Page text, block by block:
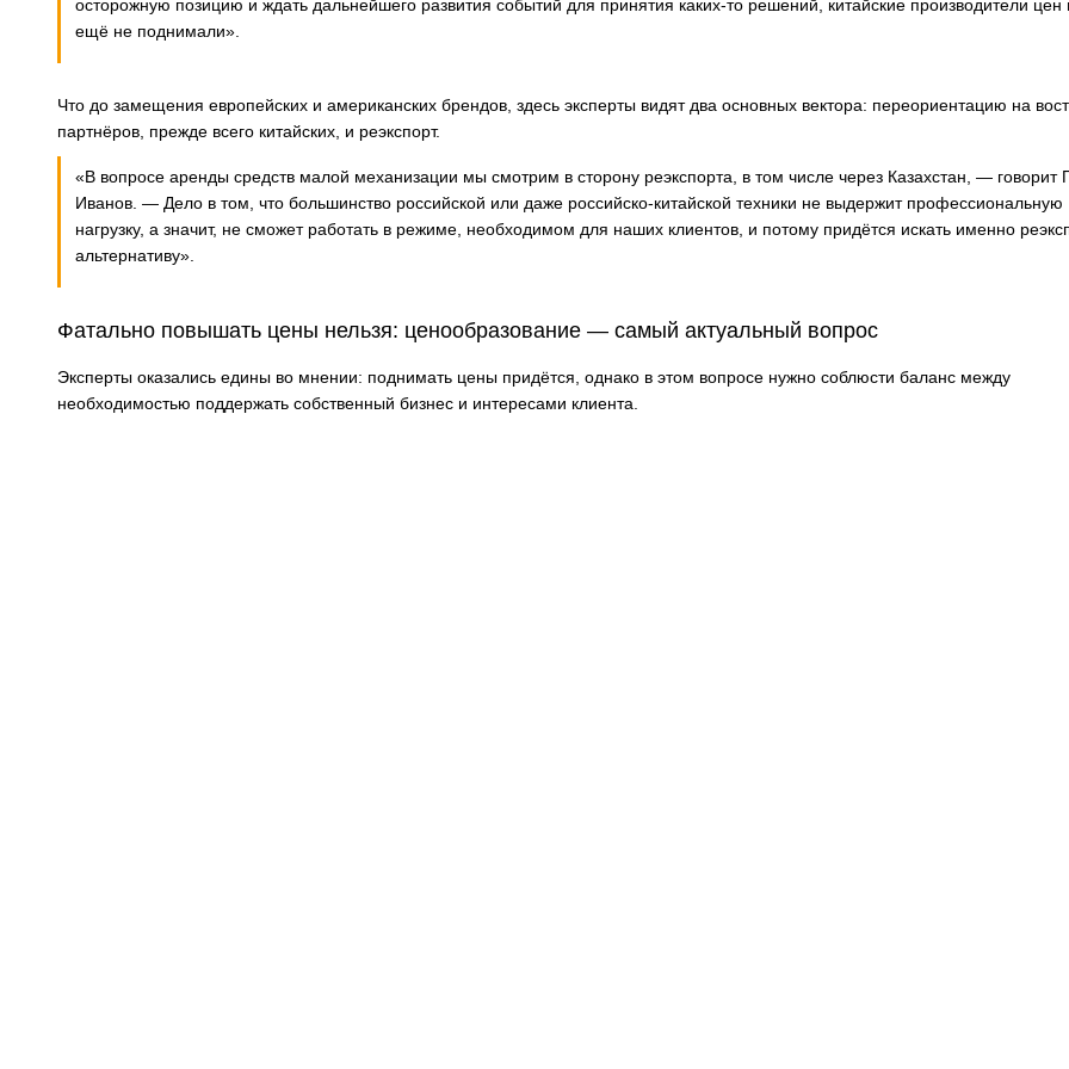
осторожную позицию и ждать дальнейшего развития событий для принятия каких-то решений, китайские производители цен
ещё не поднимали».
Что до замещения европейских и американских брендов, здесь эксперты видят два основных вектора: переориентацию на
партнёров, прежде всего китайских, и реэкспорт.
«В вопросе аренды средств малой механизации мы смотрим в сторону реэкспорта, в том числе через Казахстан, — говорит
Иванов. — Дело в том, что большинство российской или даже российско-китайской техники не выдержит профессиональную
нагрузку, а значит, не сможет работать в режиме, необходимом для наших клиентов, и потому придётся искать именно
альтернативу».
Фатально повышать цены нельзя: ценообразование — самый актуальный вопрос
Эксперты оказались едины во мнении: поднимать цены придётся, однако в этом вопросе нужно соблюсти баланс между
необходимостью поддержать собственный бизнес и интересами клиента.